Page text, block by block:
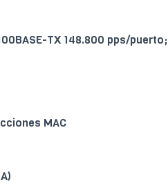
TX 148.800 pps/puerto;
MAC